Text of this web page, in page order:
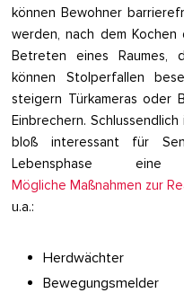
können Bewohner
werden, nach dem
Betreten eines Raumes,
können Stolperfallen
steigern Türkameras oder
Einbrechern.
bloß interessant für
Lebensphase eine
Mögliche Maßnahmen zur
u.a.:
Herdwächter
Bewegungsmelder